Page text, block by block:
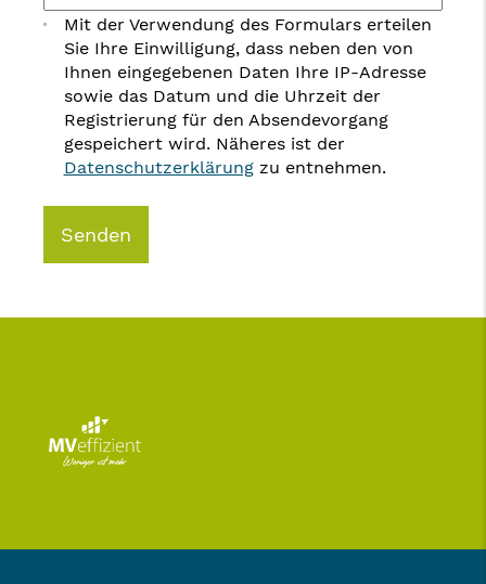
Mit der Verwendung des Formulars erteilen
Sie Ihre Einwilligung, dass neben den von
Ihnen eingegebenen Daten Ihre IP-Adresse
sowie das Datum und die Uhrzeit der
Registrierung für den Absendevorgang
gespeichert wird. Näheres ist der
Datenschutzerklärungzu entnehmen.